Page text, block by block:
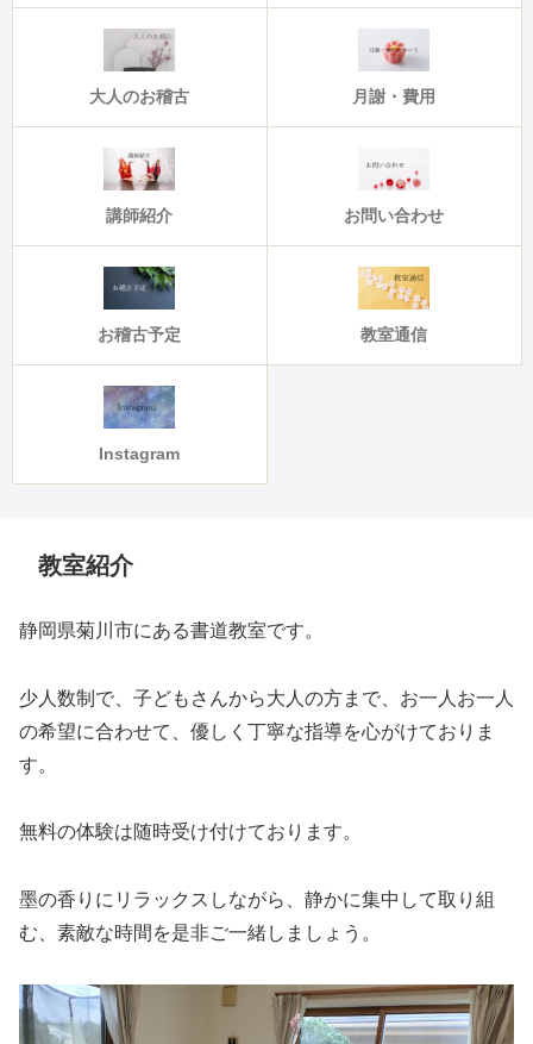
大人のお稽古 月謝・費用
講師紹介 お問い合わせ
お稽古予定 教室通信
Instagram
教室紹介
静岡県菊川市にある書道教室です。
少人数制で、子どもさんから大人の方まで、お一人お一人
の希望に合わせて、優しく丁寧な指導を心がけておりま
す。
無料の体験は随時受け付けております。
墨の香りにリラックスしながら、静かに集中して取り組
む、素敵な時間を是非ご一緒しましょう。